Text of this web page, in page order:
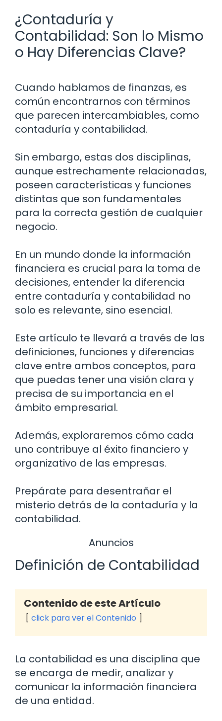
¿Contaduría y
Contabilidad: Son lo Mismo
o Hay Diferencias Clave?
Cuando hablamos de finanzas, es
común encontrarnos con términos
que parecen intercambiables, como
contaduría y contabilidad.
Sin embargo, estas dos disciplinas,
aunque estrechamente relacionadas,
poseen características y funciones
distintas que son fundamentales
para la correcta gestión de cualquier
negocio.
En un mundo donde la información
financiera es crucial para la toma de
decisiones, entender la diferencia
entre contaduría y contabilidad no
solo es relevante, sino esencial.
Este artículo te llevará a través de las
definiciones, funciones y diferencias
clave entre ambos conceptos, para
que puedas tener una visión clara y
precisa de su importancia en el
ámbito empresarial.
Además, exploraremos cómo cada
uno contribuye al éxito financiero y
organizativo de las empresas.
Prepárate para desentrañar el
misterio detrás de la contaduría y la
contabilidad.
Anuncios
Definición de Contabilidad
Contenido de este Artículo
click para ver el Contenido
La contabilidad es una disciplina que
se encarga de medir, analizar y
comunicar la información financiera
de una entidad.